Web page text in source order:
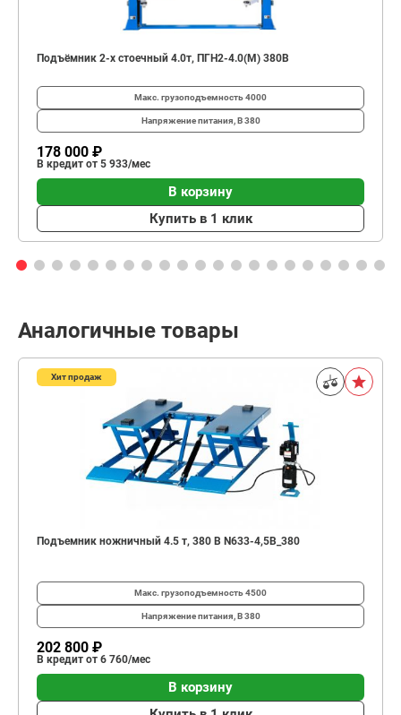
Подъёмник 2-х стоечный 4.0т, ПГН2-4.0(М) 380В
Макс. грузоподъемность4000
Напряжение питания, В380
178 000 ₽
В кредит от 5 933/мес
В корзину
Купить в 1 клик
Аналогичные товары
Хит продаж
Подъемник ножничный 4.5 т, 380 В N633-4,5B_380
Макс. грузоподъемность4500
Напряжение питания, В380
202 800 ₽
В кредит от 6 760/мес
В корзину